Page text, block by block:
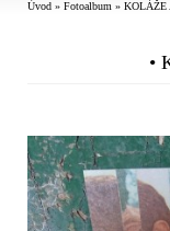
Úvod » Fotoalbum » KOLÁŽE
•